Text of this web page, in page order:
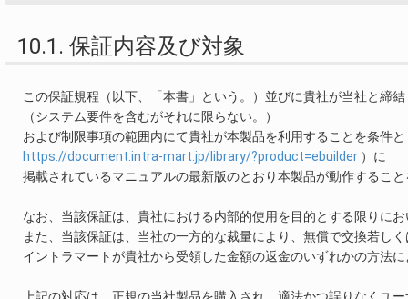
10.1. 保証内容及び対象
この保証規程（以下、「本書」という。）並びに貴社が当社と締
（システム要件を含むがそれに限らない。）
および制限事項の範囲内にて貴社が本製品を利用することを条件
https://document.intra-mart.jp/library/?product=ebuilder ）に
掲載されているマニュアルの最新版のとおり本製品が動作するこ
なお、当該保証は、貴社における内部的使用を目的とする限りに
また、当該保証は、当社の一方的な裁量により、無償で交換若し
イントラマートが貴社から受領した金額の返金のいずれかの方法